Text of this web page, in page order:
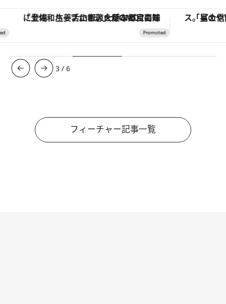
「土佐和ハーブかき氷」がOMO7高知に登場！生姜、山椒、大葉など目にも舌にも涼を呼ぶ郷土の味
3 /6
フィーチャー記事一覧